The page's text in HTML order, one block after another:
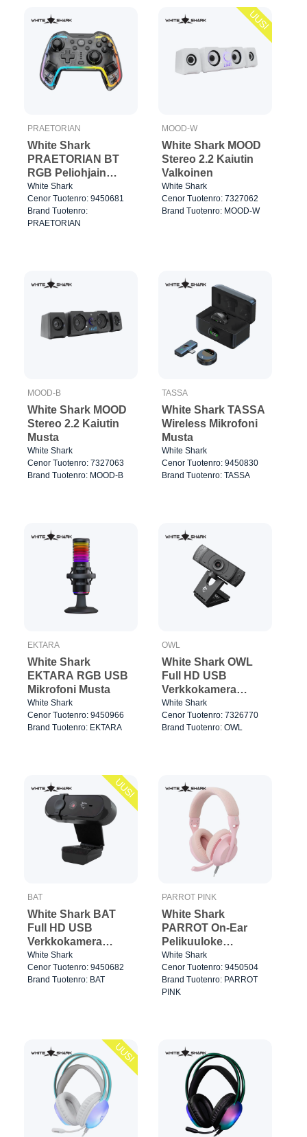
PRAETORIAN
White Shark
PRAETORIAN BT
RGB Peliohjain
Kirkas/Musta
White Shark
Cenor Tuotenro: 9450681
Brand Tuotenro:
PRAETORIAN
UUSI
MOOD-W
White Shark MOOD
Stereo 2.2 Kaiutin
Valkoinen
White Shark
Cenor Tuotenro: 7327062
Brand Tuotenro: MOOD-W
MOOD-B
White Shark MOOD
Stereo 2.2 Kaiutin
Musta
White Shark
Cenor Tuotenro: 7327063
Brand Tuotenro: MOOD-B
TASSA
White Shark TASSA
Wireless Mikrofoni
Musta
White Shark
Cenor Tuotenro: 9450830
Brand Tuotenro: TASSA
EKTARA
White Shark
EKTARA RGB USB
Mikrofoni Musta
White Shark
Cenor Tuotenro: 9450966
Brand Tuotenro: EKTARA
OWL
White Shark OWL
Full HD USB
Verkkokamera
Musta
White Shark
Cenor Tuotenro: 7326770
Brand Tuotenro: OWL
UUSI
BAT
White Shark BAT
Full HD USB
Verkkokamera
Musta
White Shark
Cenor Tuotenro: 9450682
Brand Tuotenro: BAT
PARROT PINK
White Shark
PARROT On-Ear
Pelikuuloke
Vaaleanpunainen
White Shark
Cenor Tuotenro: 9450504
Brand Tuotenro: PARROT
PINK
UUSI